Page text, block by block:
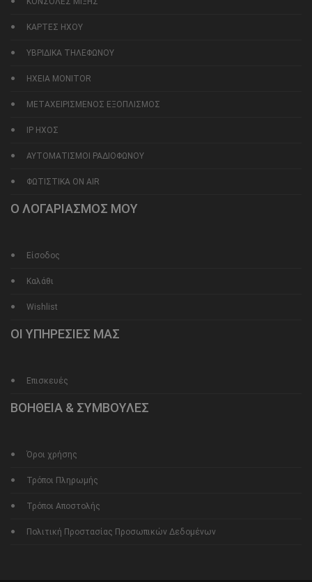
ΚΑΡΤΕΣ ΗΧΟΥ
ΥΒΡΙΔΙΚΑ ΤΗΛΕΦΩΝΟΥ
ΗΧΕΙΑ MONITOR
ΜΕΤΑΧΕΙΡΙΣΜΕΝΟΣ ΕΞΟΠΛΙΣΜΟΣ
IP ΗΧΟΣ
ΑΥΤΟΜΑΤΙΣΜΟΙ ΡΑΔΙΟΦΩΝΟΥ
ΦΩΤΙΣΤΙΚΑ ON AIR
Ο ΛΟΓΑΡΙΑΣΜΟΣ ΜΟΥ
Είσοδος
Καλάθι
Wishlist
ΟΙ ΥΠΗΡΕΣΙΕΣ ΜΑΣ
Επισκευές
ΒΟΗΘΕΙΑ & ΣΥΜΒΟΥΛΕΣ
Όροι χρήσης
Τρόποι Πληρωμής
Τρόποι Αποστολής
Πολιτική Προστασίας Προσωπικών Δεδομένων